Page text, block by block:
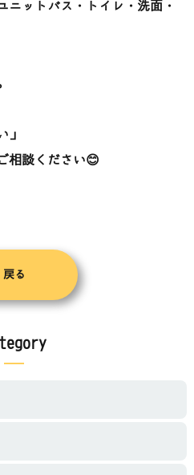
ニットバス・トイレ・洗面・
」
相談ください😊
戻る